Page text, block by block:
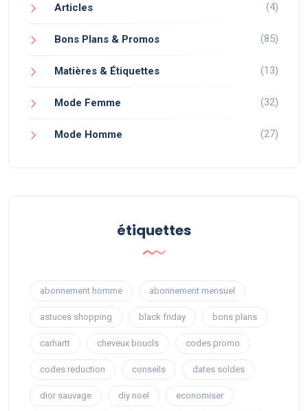
Articles (4)
Bons Plans & Promos (85)
Matières & Étiquettes (13)
Mode Femme (32)
Mode Homme (27)
étiquettes
abonnement homme abonnement mensuel
astuces shopping black friday bons plans
carhartt cheveux boucls codes promo
codes reduction conseils dates soldes
dior sauvage diy noel economiser